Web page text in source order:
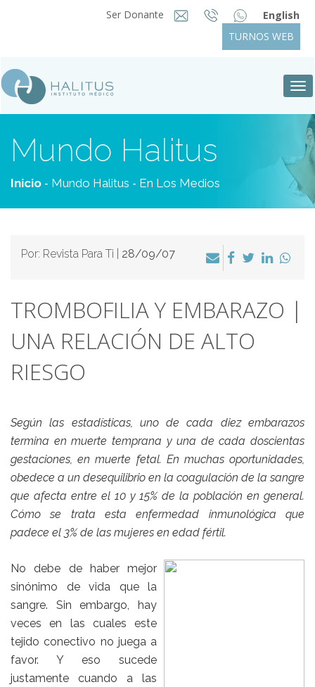
Ser Donante
English
TURNOS WEB
Mundo Halitus
Inicio - Mundo Halitus - En Los Medios
Por: Revista Para Ti | 28/09/07
TROMBOFILIA Y EMBARAZO |
UNA RELACIÓN DE ALTO
RIESGO
Según las estadísticas, uno de cada diez embarazos
termina en muerte temprana y una de cada doscientas
gestaciones, en muerte fetal. En muchas oportunidades,
obedece a un desequilibrio en la coagulación de la sangre
que afecta entre el 10 y 15% de la población en general.
Cómo se trata esta enfermedad inmunológica que
padece el 3% de las mujeres en edad fértil.
No debe de haber mejor
sinónimo de vida que la
sangre. Sin embargo, hay
veces en las cuales este
tejido conectivo no juega a
favor. Y eso sucede
justamente cuando a las